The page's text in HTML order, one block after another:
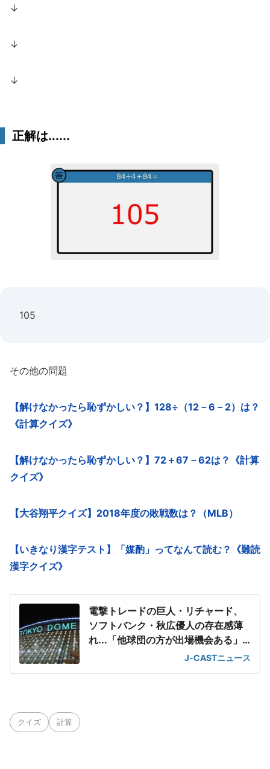
↓
↓
↓
正解は......
105
その他の問題
【解けなかったら恥ずかしい？】128÷（12－6－2）は？
《計算クイズ》
【解けなかったら恥ずかしい？】72＋67－62は？《計算
クイズ》
【大谷翔平クイズ】2018年度の敗戦数は？（MLB）
【いきなり漢字テスト】「媒酌」ってなんて読む？《難読
漢字クイズ》
電撃トレードの巨人・リチャード、
ソフトバンク・秋広優人の存在感薄
れ...「他球団の方が出場機会ある」
J-CASTニュース
クイズ 計算